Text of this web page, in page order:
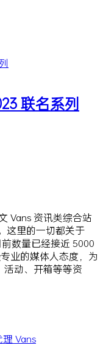
联名系列
Vans 资讯类综合站
这里的一切都关于
前数量已经接近 5000
业的媒体人态度，为
活动、开箱等等资
Vans